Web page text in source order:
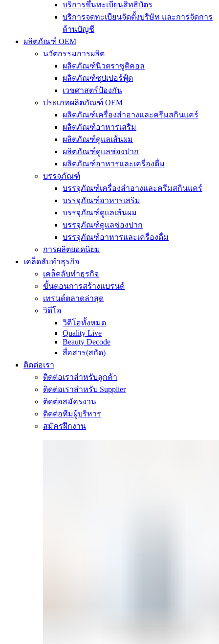
บริการขึ้นทะเบียนสิทธิบัตร
บริการจดทะเบียนจัดตั้งบริษัท และการจัดการ
ด้านบัญชี
ผลิตภัณฑ์ OEM
นวัตกรรมการผลิต
ผลิตภัณฑ์นิวตราซูติคอล
ผลิตภัณฑ์ซุปเปอร์ฟู้ด
เวชศาสตร์ป้องกัน
ประเภทผลิตภัณฑ์ OEM
ผลิตภัณฑ์เครื่องสำอางและครีมสกินแคร์
ผลิตภัณฑ์อาหารเสริม
ผลิตภัณฑ์ดูแลเส้นผม
ผลิตภัณฑ์ดูแลช่องปาก
ผลิตภัณฑ์อาหารและเครื่องดื่ม
บรรจุภัณฑ์
บรรจุภัณฑ์เครื่องสำอางและครีมสกินแคร์
บรรจุภัณฑ์อาหารเสริม
บรรจุภัณฑ์ดูแลเส้นผม
บรรจุภัณฑ์ดูแลช่องปาก
บรรจุภัณฑ์อาหารและเครื่องดื่ม
การผลิตยอดนิยม
เคล็ดลับทำธุรกิจ
เคล็ดลับทำธุรกิจ
ขั้นตอนการสร้างแบรนด์
เทรนด์ตลาดล่าสุด
วิดีโอ
วิดีโอทั้งหมด
Quality Live
Beauty Decode
สื่อสาร(สกัด)
ติดต่อเรา
ติดต่อเราสำหรับลูกค้า
ติดต่อเราสำหรับ Supplier
ติดต่อสมัครงาน
ติดต่อทีมผู้บริหาร
สมัครฝึกงาน